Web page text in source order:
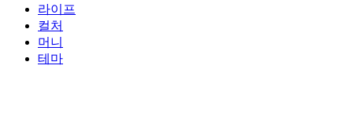
라이프
컬처
머니
테마